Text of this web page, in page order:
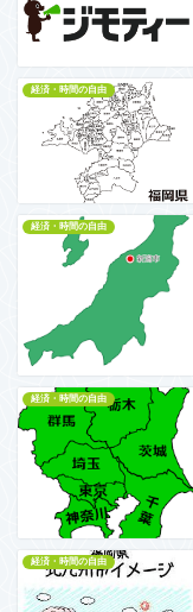
経済・時間の自由
経済・時間の自由
経済・時間の自由
経済・時間の自由